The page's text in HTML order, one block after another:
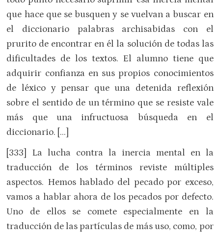
que hace que se busquen y se vuelvan a buscar en
el diccionario palabras archisabidas con el
prurito de encontrar en él la solución de todas las
dificultades de los textos. El alumno tiene que
adquirir confianza en sus propios conocimientos
de léxico y pensar que una detenida reflexión
sobre el sentido de un término que se resiste vale
más que una infructuosa búsqueda en el
diccionario. […]
[333] La lucha contra la inercia mental en la
traducción de los términos reviste múltiples
aspectos. Hemos hablado del pecado por exceso,
vamos a hablar ahora de los pecados por defecto.
Uno de ellos se comete especialmente en la
traducción de las partículas de más uso, como, por